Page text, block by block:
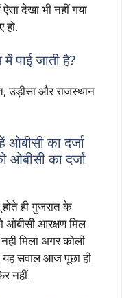
देखा भी नहीं गया
हो.
पाई जाती है?
उड़ीसा और राजस्थान
ओबीसी का दर्जा
ओबीसी का दर्जा
ही गुजरात के
ओबीसी आरक्षण मिल
मिला अगर कोली
यह सवाल आज पूछा ही
नहीं.